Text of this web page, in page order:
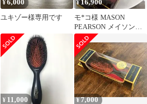
¥6,000
ユキゾー様専用です
¥16,900
モ*コ様 MASON
PEARSON メイソンピ
アソン ハンディミック
ス
¥ 11,000 ¥7,000